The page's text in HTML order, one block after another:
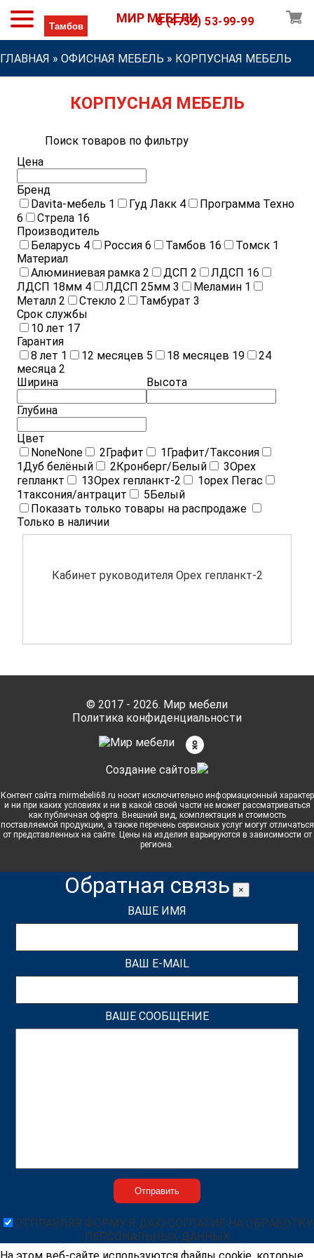
МИР МЕБЕЛИ
8 (4752) 53-99-99
ГЛАВНАЯ » ОФИСНАЯ МЕБЕЛЬ » КОРПУСНАЯ МЕБЕЛЬ
КОРПУСНАЯ МЕБЕЛЬ
Поиск товаров по фильтру
Цена
Бренд
Davita-мебель 1 Гуд Лакк 4
Программа Техно
6
Стрела 16
Производитель
Беларусь 4 Россия 6 Тамбов 16 Томск 1
Материал
Алюминиевая рамка 2 ДСП 2 ЛДСП 16
ЛДСП 18мм 4 ЛДСП 25мм 3 Меламин 1
Металл 2 Стекло 2 Тамбурат 3
Срок службы
10 лет 17
Гарантия
8 лет 1 12 месяцев 5 18 месяцев 19
24
месяца 2
Ширина
Высота
Глубина
Цвет
NoneNone 2Графит 1Графит/Таксония
1Дуб белёный 2Кронберг/Белый 3Орех
гепланкт
13Орех гепланкт-2 1орех Пегас
1таксония/антрацит 5Белый
Показать только товары на распродаже
Только в наличии
Кабинет руководителя Орех гепланкт-2
© 2017 - 2026. Мир мебели
Политика конфиденциальности
Cоздание сайтов
Контент сайта mirmebeli68.ru носит исключительно информационный характер
и ни при каких условиях и ни в какой своей части не может рассматриваться
как публичная оферта. Внешний вид, комплектация и стоимость
поставляемой продукции, а также перечень сервисных услуг могут отличаться
от представленных на сайте. Цены на изделия варьируются в зависимости от
региона.
Обратная связь ×
ВАШЕ ИМЯ
ВАШ E-MAIL
ВАШЕ СООБЩЕНИЕ
ОТПРАВЛЯЯ ФОРМУ Я ДАЮ СОГЛАСИЕ НА ОБРАБОТКУ
ПЕРСОНАЛЬНЫХ ДАННЫХ